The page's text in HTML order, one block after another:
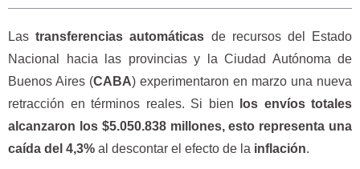
Lastransferencias automáticas de recursos del Estado
Nacional hacia las provincias y la Ciudad Autónoma de
Buenos Aires (CABA) experimentaron en marzo una nueva
retracción en términos reales. Si bien
los envíos totales
alcanzaron los $5.050.838 millones, esto representa una
caída del 4,3% al descontar el efecto de la inflación.